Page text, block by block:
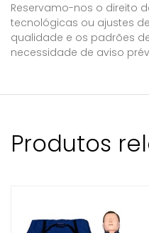
Reservamo-nos o direito
tecnológicas ou ajustes
qualidade e os padrões
necessidade de aviso
Produtos